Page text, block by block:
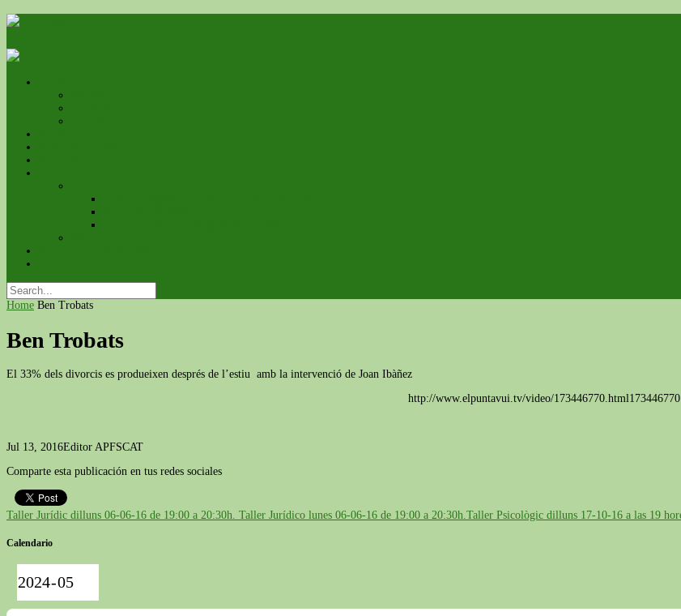
Home Ben Trobats
Ben Trobats
El 33% dels divorcis es produeixen després de l’estiu amb la intervenció de Joan Ibàñez
http://www.elpuntavui.tv/video/173446770.html173446770
Jul 13, 2016Editor APFSCAT
Comparte esta publicación en tus redes sociales
Calendario